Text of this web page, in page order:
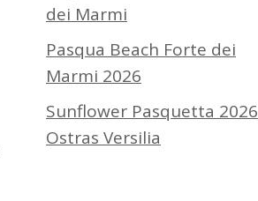
dei Marmi
Pasqua Beach Forte dei
Marmi 2026
Sunflower Pasquetta 2026
Ostras Versilia